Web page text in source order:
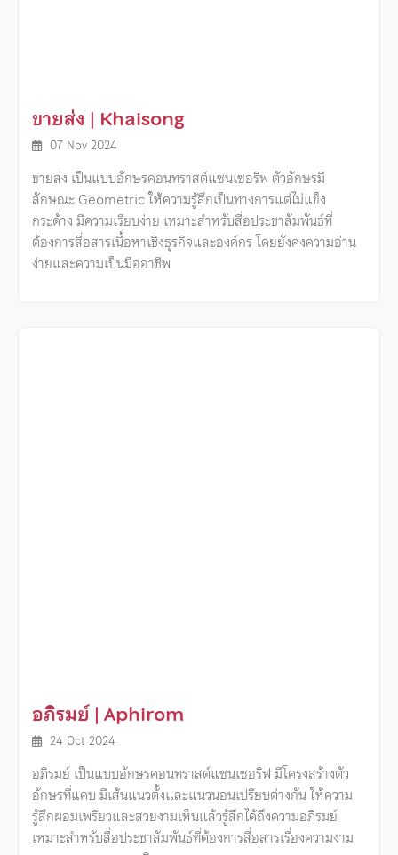
ขายส่ง | Khaisong
07 Nov 2024
ขายส่ง เป็นแบบอักษรคอนทราสต์แซนเซอริฟ ตัวอักษรมี
ลักษณะ Geometric ให้ความรู้สึกเป็นทางการแต่ไม่แข็ง
กระด้าง มีความเรียบง่าย เหมาะสำหรับสื่อประชาสัมพันธ์ที่
ต้องการสื่อสารเนื้อหาเชิงธุรกิจและองค์กร โดยยังคงความอ่าน
ง่ายและความเป็นมืออาชีพ
อภิรมย์ | Aphirom
24 Oct 2024
อภิรมย์ เป็นแบบอักษรคอนทราสต์แซนเซอริฟ มีโครงสร้างตัว
อักษรที่แคบ มีเส้นแนวตั้งและแนวนอนเปรียบต่างกัน ให้ความ
รู้สึกผอมเพรียวและสวยงามเห็นแล้วรู้สึกได้ถึงความอภิรมย์
เหมาะสำหรับสื่อประชาสัมพันธ์ที่ต้องการสื่อสารเรื่องความงาม